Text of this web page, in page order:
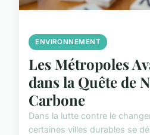
ENVIRONNEMENT
Les Métropoles
dans la Quête de
Carbone
Dans la lutte contre le
certaines villes durables se